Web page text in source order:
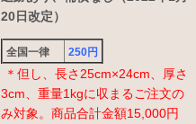
20日改定）
全国一律 250円
＊但し、長さ25cm×24cm、厚さ
3cm、重量1kgに収まるご注文の
み対象。商品合計金額15,000円